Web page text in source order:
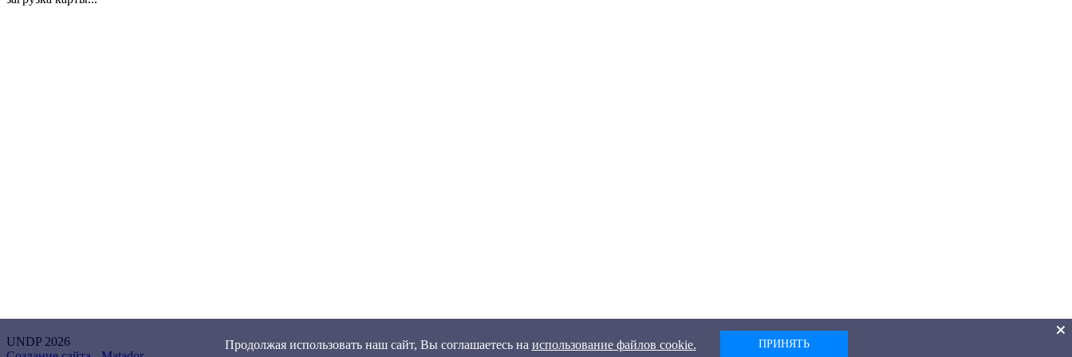
UNDP 2026
Продолжая использовать наш сайт, Вы соглашаетесь на использование файлов cookie. ПРИНЯТЬ